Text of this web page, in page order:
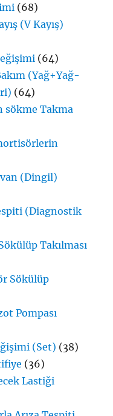
(68)
(V Kayış)
(64)
(Yağ+Yağ-
(64)
sökme Takma
(Dingil)
(Diagnostik
Takılması
Sökülüp
Pompası
(Set) (38)
(36)
Lastiği